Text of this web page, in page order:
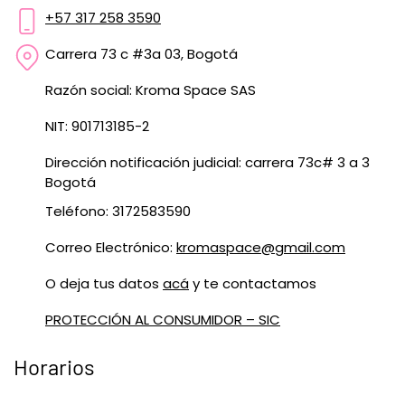
+57 317 258 3590
Carrera 73 c #3a 03, Bogotá
Razón social: Kroma Space SAS
NIT: 901713185-2
Dirección notificación judicial: carrera 73c# 3 a 3
Bogotá
Teléfono: 3172583590
Correo Electrónico: kromaspace@gmail.com
O deja tus datos acáy te contactamos
PROTECCIÓN AL CONSUMIDOR – SIC
Horarios